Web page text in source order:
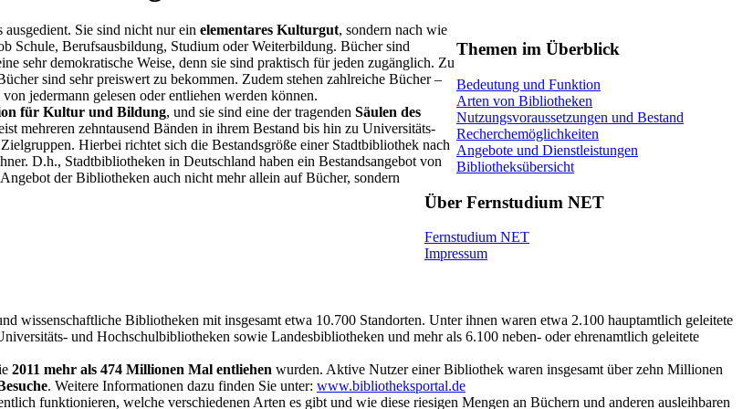
Themen im Überblick
Bedeutung und Funktion
Arten von Bibliotheken
Nutzungsvoraussetzungen und Bestand
Recherchemöglichkeiten
Angebote und Dienstleistungen
Bibliotheksübersicht
Über Fernstudium NET
Fernstudium NET
Impressum
Sie sind nicht nur ein elementares Kulturgut, sondern nach wie
Schule, Berufsausbildung, Studium oder Weiterbildung. Bücher sind
sehr demokratische Weise, denn sie sind praktisch für jeden zugänglich. Zu
sind sehr preiswert zu bekommen. Zudem stehen zahlreiche Bücher –
jedermann gelesen oder entliehen werden können.
für Kultur und Bildung, und sie sind eine der tragenden Säulen des
mehreren zehntausend Bänden in ihrem Bestand bis hin zu Universitäts-
Hierbei richtet sich die Bestandsgröße einer Stadtbibliothek nach
D.h., Stadtbibliotheken in Deutschland haben ein Bestandsangebot von
der Bibliotheken auch nicht mehr allein auf Bücher, sondern
wissenschaftliche Bibliotheken mit insgesamt etwa 10.700 Standorten. Unter ihnen waren etwa 2.100 hauptamtlich geleitete
und Hochschulbibliotheken sowie Landesbibliotheken und mehr als 6.100 neben- oder ehrenamtlich geleitete
2011 mehr als 474 Millionen Mal entliehen wurden. Aktive Nutzer einer Bibliothek waren insgesamt über zehn Millionen
. Weitere Informationen dazu finden Sie unter: www.bibliotheksportal.de
funktionieren, welche verschiedenen Arten es gibt und wie diese riesigen Mengen an Büchern und anderen ausleihbaren